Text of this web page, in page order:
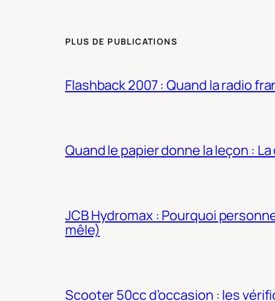
PLUS DE PUBLICATIONS
Flashback 2007 : Quand la radio
Quand le papier donne la leçon :
JCB Hydromax : Pourquoi
mêle)
Scooter 50cc d’occasion : les